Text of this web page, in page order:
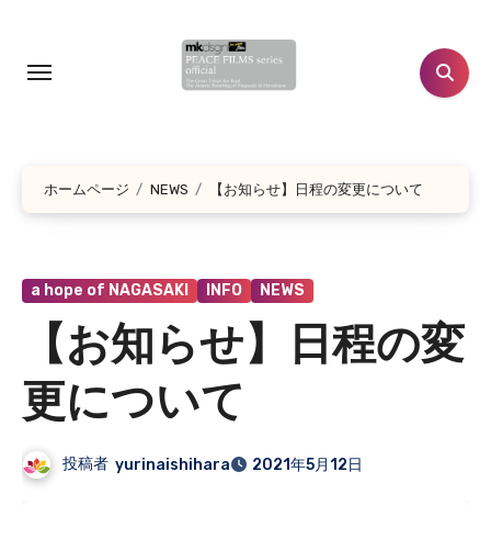
ホームページ NEWS 【お知らせ】日程の変更について
a hope of NAGASAKI INFO NEWS
【お知らせ】日程の変
更について
投稿者 yurinaishihara 2021年5月12日